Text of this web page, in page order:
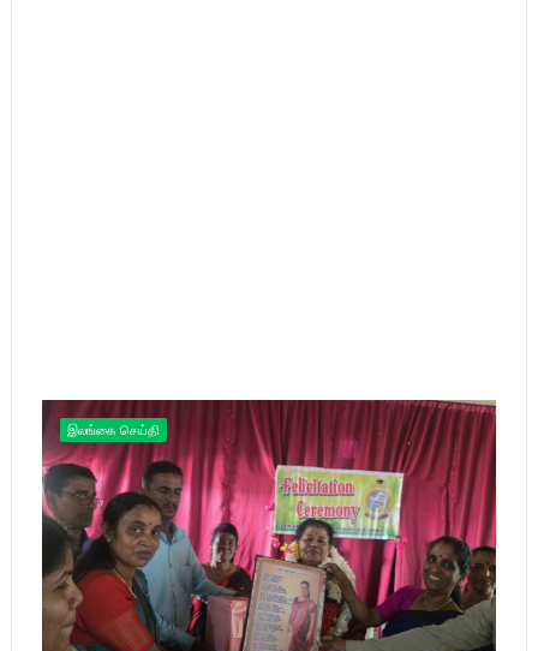
இலங்கை செய்தி